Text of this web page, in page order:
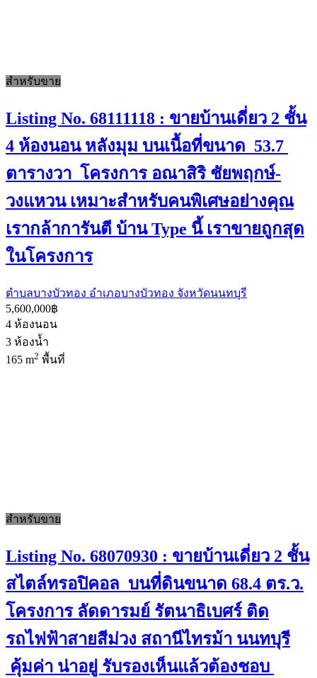
สำหรับขาย
Listing No. 68111118 : ขายบ้านเดี่ยว 2 ชั้น
4 ห้องนอน หลังมุม บนเนื้อที่ขนาด 53.7
ตารางวา โครงการ อณาสิริ ชัยพฤกษ์-
วงแหวน เหมาะสำหรับคนพิเศษอย่างคุณ
เรากล้าการันตี บ้าน Type นี้ เราขายถูกสุด
ในโครงการ
ตำบลบางบัวทอง อำเภอบางบัวทอง จังหวัดนนทบุรี
5,600,000฿
4 ห้องนอน
3 ห้องน้ำ
165 m2 พื้นที่
สำหรับขาย
Listing No. 68070930 : ขายบ้านเดี่ยว 2 ชั้น
สไตล์ทรอปิคอล บนที่ดินขนาด 68.4 ตร.ว.
โครงการ ลัดดารมย์ รัตนาธิเบศร์ ติด
รถไฟฟ้าสายสีม่วง สถานีไทรม้า นนทบุรี
คุ้มค่า น่าอยู่ รับรองเห็นแล้วต้องชอบ